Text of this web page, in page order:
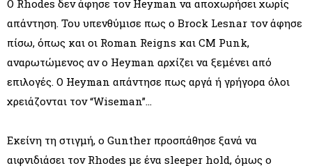
Ο Rhodes δεν άφησε τον Heyman να αποχωρήσει χωρίς
απάντηση. Του υπενθύμισε πως ο Brock Lesnar τον άφησε
πίσω, όπως και οι Roman Reigns και CM Punk,
αναρωτώμενος αν ο Heyman αρχίζει να ξεμένει από
επιλογές. Ο Heyman απάντησε πως αργά ή γρήγορα όλοι
χρειάζονται τον “Wiseman”...
Εκείνη τη στιγμή, ο Gunther προσπάθησε ξανά να
αιφνιδιάσει τον Rhodes με ένα sleeper hold, όμως ο